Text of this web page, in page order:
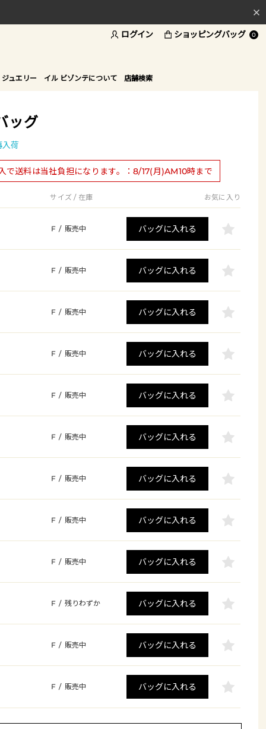
ログイン ショッピングバッグ 0
ュエリー イル ビゾンテについて 店舗検索
ッグ
入荷
で送料は当社負担になります。：8/17(月)AM10時まで
サイズ / 在庫 お気に入り
F / 販売中 バッグに入れる
F / 販売中 バッグに入れる
F / 販売中 バッグに入れる
F / 販売中 バッグに入れる
F / 販売中 バッグに入れる
F / 販売中 バッグに入れる
F / 販売中 バッグに入れる
F / 販売中 バッグに入れる
F / 販売中 バッグに入れる
F / 残りわずか バッグに入れる
F / 販売中 バッグに入れる
F / 販売中 バッグに入れる